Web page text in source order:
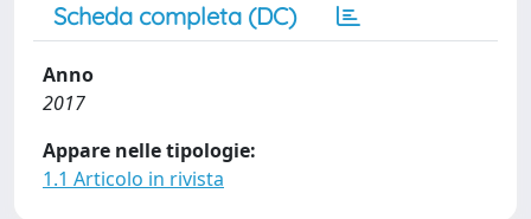
Scheda completa (DC)
Anno
2017
Appare nelle tipologie:
1.1 Articolo in rivista